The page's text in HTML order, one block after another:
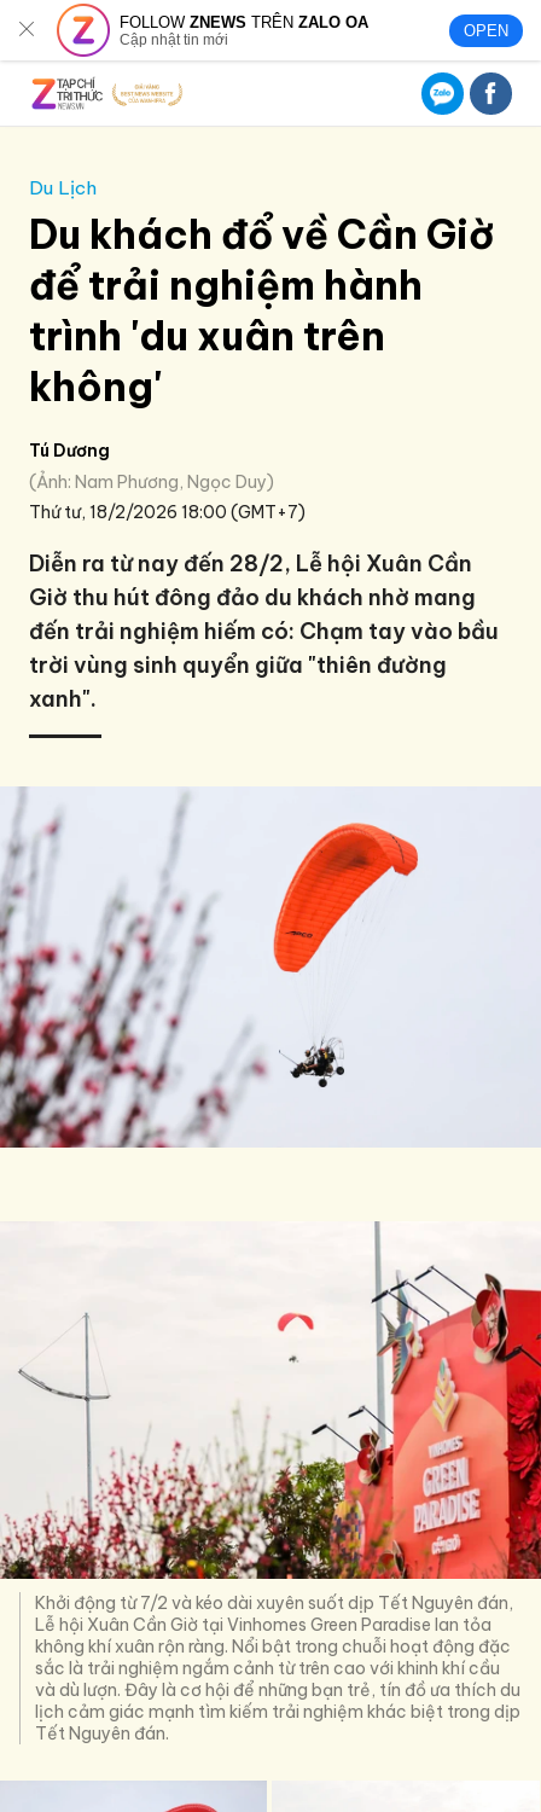
FOLLOWZNEWS TRÊNZALO OA
Cập nhật tin mới OPEN
Du Lịch
Du khách đổ về Cần Giờ
để trải nghiệm hành
trình 'du xuân trên
không'
Tú Dương
Ảnh: Nam Phương, Ngọc Duy
Thứ tư, 18/2/2026 18:00 (GMT+7)
Diễn ra từ nay đến 28/2, Lễ hội Xuân Cần
Giờ thu hút đông đảo du khách nhờ mang
đến trải nghiệm hiếm có: Chạm tay vào bầu
trời vùng sinh quyển giữa "thiên đường
xanh".
Khởi động từ 7/2 và kéo dài xuyên suốt dịp Tết Nguyên đán,
Lễ hội Xuân Cần Giờ tại Vinhomes Green Paradise lan tỏa
không khí xuân rộn ràng. Nổi bật trong chuỗi hoạt động đặc
sắc là trải nghiệm ngắm cảnh từ trên cao với khinh khí cầu
và dù lượn. Đây là cơ hội để những bạn trẻ, tín đồ ưa thích du
lịch cảm giác mạnh tìm kiếm trải nghiệm khác biệt trong dịp
Tết Nguyên đán.